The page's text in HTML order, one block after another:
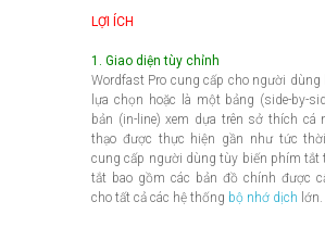
LỢI ÍCH
1. Giao diện tùy chỉnh
Wordfast Pro cung cấp cho người dùng
lựa chọn hoặc là một bảng (side-by-
bản (in-line) xem dựa trên sở thích cá
thạo được thực hiện gần như tức
cung cấp người dùng tùy biến phím tắt
tắt bao gồm các bản đồ chính được
cho tất cả các hệ thống bộ nhớ dịch lớn.